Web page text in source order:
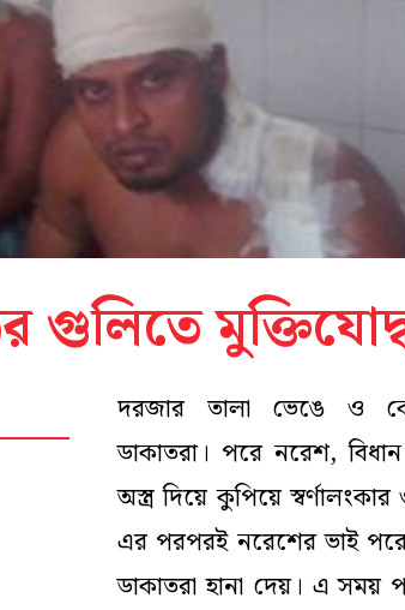
গুলিতে
দরজার তালা ভেঙে ও
ডাকাতরা। পরে নরেশ,
অস্ত্র দিয়ে কুপিয়ে
এর পরপরই নরেশের ভাই
ডাকাতরা হানা দেয়। এ